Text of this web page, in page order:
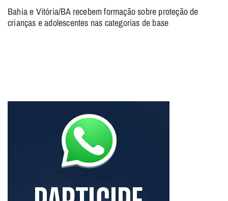
Bahia e Vitória/BA recebem formação sobre proteção de
crianças e adolescentes nas categorias de base